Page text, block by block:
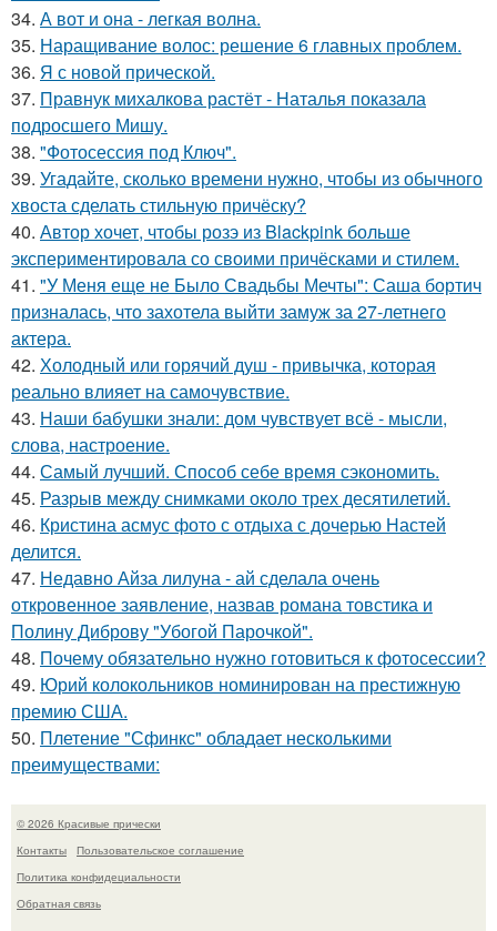
34. А вот и она - легкая волна.
35. Наращивание волос: решение 6 главных проблем.
36. Я с новой прической.
37. Правнук михалкова растёт - Наталья показала
подросшего Мишу.
38. "Фотосессия под Ключ".
39. Угадайте, сколько времени нужно, чтобы из обычного
хвоста сделать стильную причёску?
40. Автор хочет, чтобы розэ из Blackpink больше
экспериментировала со своими причёсками и стилем.
41. "У Меня еще не Было Свадьбы Мечты": Саша бортич
призналась, что захотела выйти замуж за 27-летнего
актера.
42. Холодный или горячий душ - привычка, которая
реально влияет на самочувствие.
43. Наши бабушки знали: дом чувствует всё - мысли,
слова, настроение.
44. Самый лучший. Способ себе время сэкономить.
45. Разрыв между снимками около трех десятилетий.
46. Кристина асмус фото с отдыха с дочерью Настей
делится.
47. Недавно Айза лилуна - ай сделала очень
откровенное заявление, назвав романа товстика и
Полину Диброву "Убогой Парочкой".
48. Почему обязательно нужно готовиться к фотосессии?
49. Юрий колокольников номинирован на престижную
премию США.
50. Плетение "Сфинкс" обладает несколькими
преимуществами:
© 2026 Красивые прически
Контакты
Пользовательское соглашение
Политика конфидециальности
Обратная связь